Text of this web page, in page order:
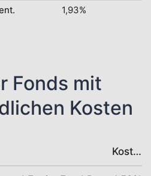
1,93%
Fonds mit
Kosten
Kosten